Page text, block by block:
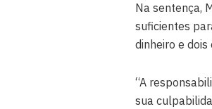
Na sentença,
suficientes
dinheiro e
“A
sua